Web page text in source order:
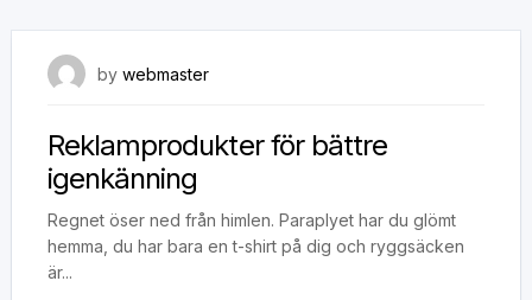
by webmaster
Reklamprodukter för bättre
igenkänning
Regnet öser ned från himlen. Paraplyet har du glömt
hemma, du har bara en t-shirt på dig och ryggsäcken
är...